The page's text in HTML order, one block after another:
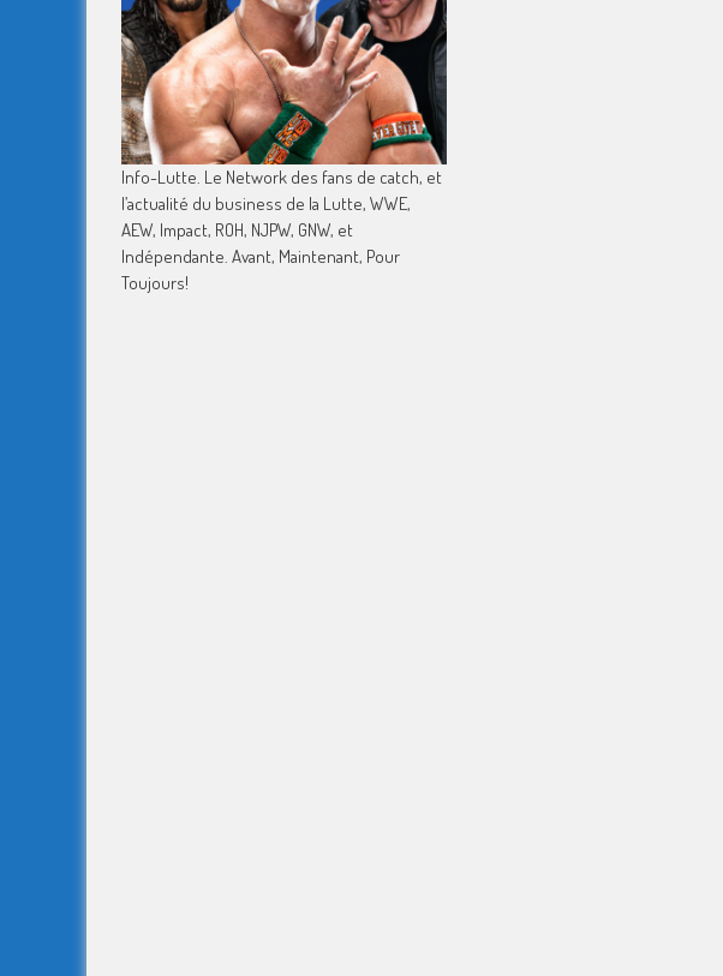
Info-Lutte. Le Network des fans de catch, et
l’actualité du business de la Lutte, WWE,
AEW, Impact, ROH, NJPW, GNW, et
Indépendante. Avant, Maintenant, Pour
Toujours!